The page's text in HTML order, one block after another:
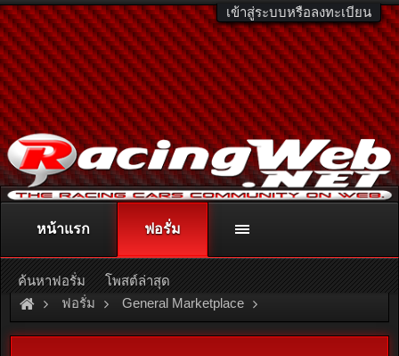
เข้าสู่ระบบหรือลงทะเบียน
ติดต่อลงโฆษณา racingweb@gmail.comหรือโทร. 081-811-1138
หรืออ่านรายละเอียดเพิ่มเติม คลิกที่นี่
ฟอรั่ม General Marketplace
สินค้าทั่วไป ไม่มีหมวดหมู่
หน้าแรก ฟอรั่ม
ค้นหาฟอรั่ม โพสต์ล่าสุด